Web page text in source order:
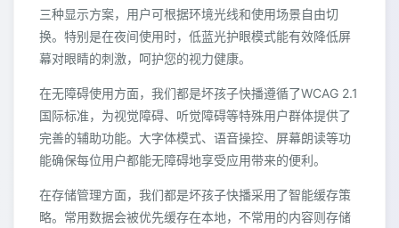
三种显示方案，用户可根据环境光线和使用场景自由切
换。特别是在夜间使用时，低蓝光护眼模式能有效降低屏
幕对眼睛的刺激，呵护您的视力健康。
在无障碍使用方面，我们都是坏孩子快播遵循了WCAG 2.1
国际标准，为视觉障碍、听觉障碍等特殊用户群体提供了
完善的辅助功能。大字体模式、语音操控、屏幕朗读等功
能确保每位用户都能无障碍地享受应用带来的便利。
在存储管理方面，我们都是坏孩子快播采用了智能缓存策
略。常用数据会被优先缓存在本地，不常用的内容则存储